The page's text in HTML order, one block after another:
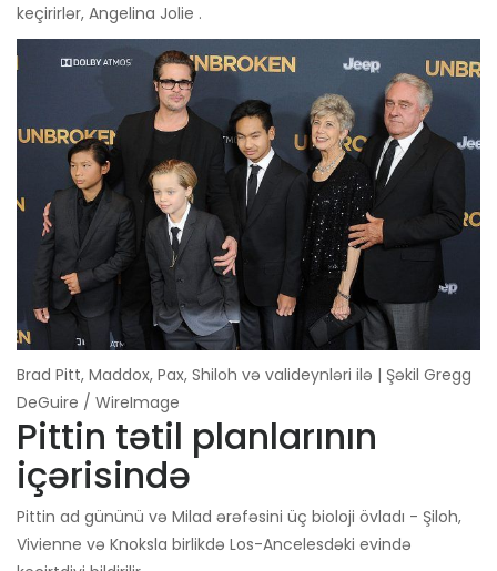
keçirirlər, Angelina Jolie .
Brad Pitt, Maddox, Pax, Shiloh və valideynləri ilə | Şəkil Gregg
DeGuire / WireImage
Pittin tətil planlarının
içərisində
Pittin ad gününü və Milad ərəfəsini üç bioloji övladı - Şiloh,
Vivienne və Knoksla birlikdə Los-Ancelesdəki evində